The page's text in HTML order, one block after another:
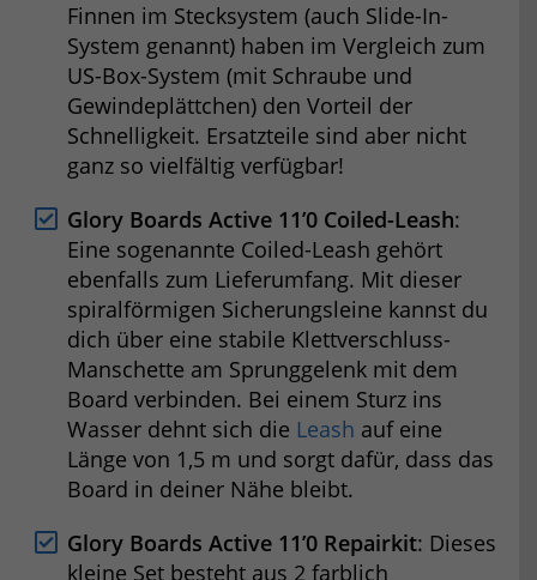
Finnen im Stecksystem (auch Slide-In-
System genannt) haben im Vergleich zum
US-Box-System (mit Schraube und
Gewindeplättchen) den Vorteil der
Schnelligkeit. Ersatzteile sind aber nicht
ganz so vielfältig verfügbar!
Glory Boards Active 11’0 Coiled-Leash:
Eine sogenannte Coiled-Leash gehört
ebenfalls zum Lieferumfang. Mit dieser
spiralförmigen Sicherungsleine kannst du
dich über eine stabile Klettverschluss-
Manschette am Sprunggelenk mit dem
Board verbinden. Bei einem Sturz ins
Wasser dehnt sich die Leash auf eine
Länge von 1,5 m und sorgt dafür, dass das
Board in deiner Nähe bleibt.
Glory Boards Active 11’0 Repairkit: Dieses
kleine Set besteht aus 2 farblich